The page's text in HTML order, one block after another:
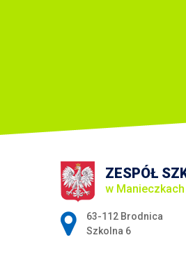
ZESPÓŁ
w Manieczkach
Adres pocztowy:
63-112 Brodnica
Szkolna 6